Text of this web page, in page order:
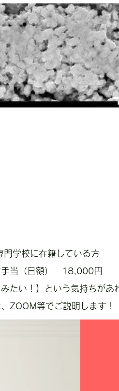
学校に在籍している方
手当（日額） 18,000円
い！】という気持ちがあ
ZOOM等でご説明します！